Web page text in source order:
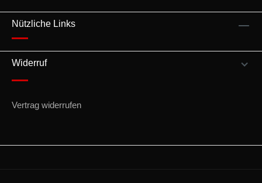
Nützliche Links
Widerruf
Vertrag widerrufen